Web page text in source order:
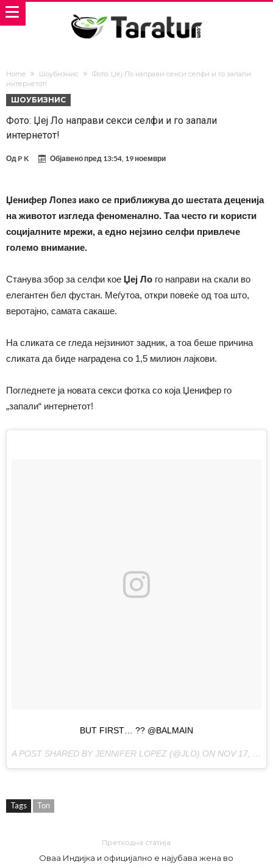
Home Шоубизнис
Фото: Џеј Ло направи секси селфи и го запали
интернетот!
ШОУБИЗНИС
Фото: Џеј Ло направи секси селфи и го запали
интернетот!
Од P K Објавено пред 13:54, 19 ноември
Џенифер Лопез иако се приближува до шестата деценија
на животот изгледа феноменално. Таа често ги користи
социјалните мрежи, а едно нејзино селфи привлече
големо внимание.
Станува збор за селфи кое Џеј Ло го направи на скали во
елегантен бел фустан. Меѓутоа, откри повеќе од тоа што,
веротајно, самата сакаше.
На сликата се гледа нејзиниот задник, а тоа беше причина
сликата да биде наградена со 1,5 милион лајкови.
Погледнете ја новата секси фотка со која Џенифер го
„запали“ интернетот!
BUT FIRST… ?? @BALMAIN
A POST SHARED BY JENNIFER LOPEZ (@JLO) ON NOV 17, 2017 AT 3:12AM PST
Tags Топ
Претходна статија
Оваа Индијка и официјално е најубава жена во